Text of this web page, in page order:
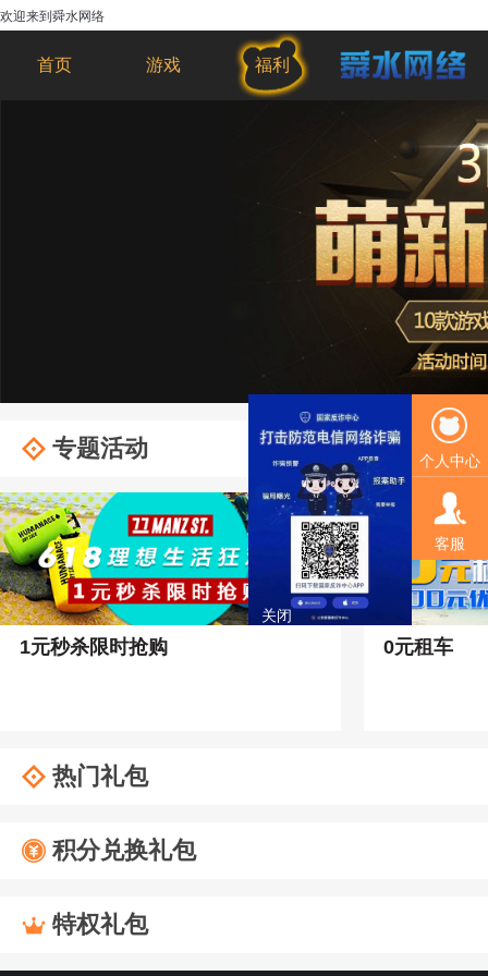
欢迎来到舜水网络
首页 游戏 福利
专题活动
1元秒杀限时抢购 0元租车
热门礼包
积分兑换礼包
特权礼包
个人中心
客服
关闭